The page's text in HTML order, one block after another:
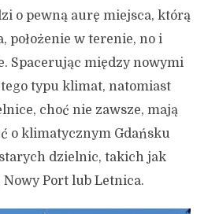
o pewną aurę miejsca, którą
położenie w terenie, no i
Spacerując między nowymi
typu klimat, natomiast
choć nie zawsze, mają
o klimatycznym Gdańsku
dzielnic, takich jak
Nowy Port lub Letnica.